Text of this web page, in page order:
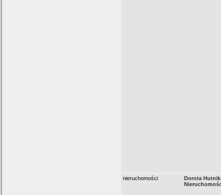
nieruchomości
Dorota Hutnik